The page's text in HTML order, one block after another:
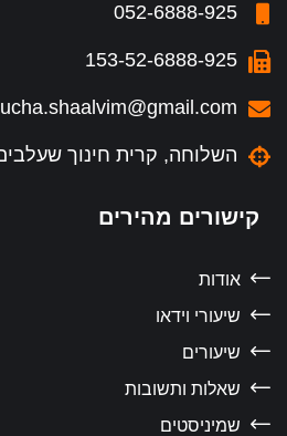
052-6888-925
153-52-6888-925
shlucha.shaalvim@gmail.com
השלוחה, קרית חינוך שעלבים
קישורים מהירים
אודות
שיעורי וידאו
שיעורים
שאלות ותשובות
שמיניסטים